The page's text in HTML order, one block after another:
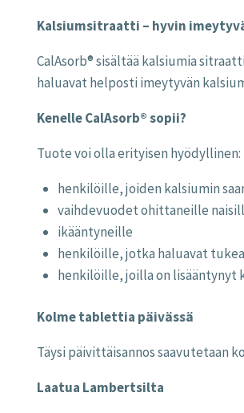
Kalsiumsitraatti – hyvin
CalAsorb® sisältää kalsiumia
haluavat helposti imeytyvän
Kenelle CalAsorb® sopii?
Tuote voi olla erityisen hyödyllinen:
henkilöille, joiden kalsiumin
vaihdevuodet ohittaneille
ikääntyneille
henkilöille, jotka haluavat
henkilöille, joilla on lisääntynyt
Kolme tablettia päivässä
Täysi päivittäisannos saavutetaan
Laatua Lambertsilta